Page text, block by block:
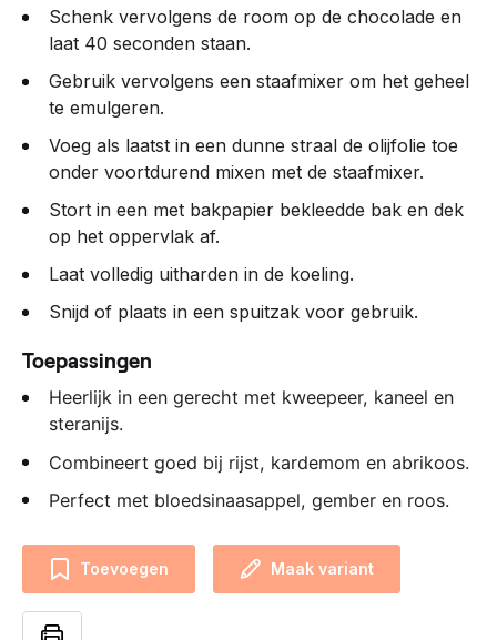
Schenk vervolgens de room op de chocolade en
laat 40 seconden staan.
Gebruik vervolgens een staafmixer om het geheel
te emulgeren.
Voeg als laatst in een dunne straal de olijfolie toe
onder voortdurend mixen met de staafmixer.
Stort in een met bakpapier bekleedde bak en dek
op het oppervlak af.
Laat volledig uitharden in de koeling.
Snijd of plaats in een spuitzak voor gebruik.
Toepassingen
Heerlijk in een gerecht met kweepeer, kaneel en
steranijs.
Combineert goed bij rijst, kardemom en abrikoos.
Perfect met bloedsinaasappel, gember en roos.
Toevoegen Maak variant